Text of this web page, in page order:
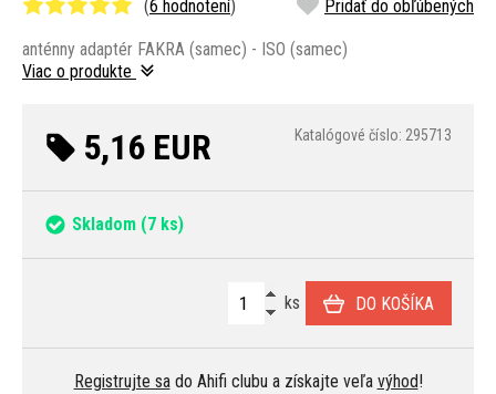
(6 hodnotení) Pridať do obľúbených
anténny adaptér FAKRA (samec) - ISO (samec)
Viac o produkte
5,16 EUR Katalógové číslo: 295713
Skladom (7 ks)
ks DO KOŠÍKA
Registrujte sado Ahifi clubu a získajte veľa výhod!